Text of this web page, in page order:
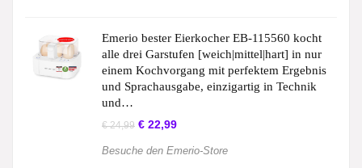
Emerio bester Eierkocher EB-115560 kocht
alle drei Garstufen [weich|mittel|hart] in nur
einem Kochvorgang mit perfektem Ergebnis
und Sprachausgabe, einzigartig in Technik
und…
€24,99 € 22,99
Besuche den Emerio-Store